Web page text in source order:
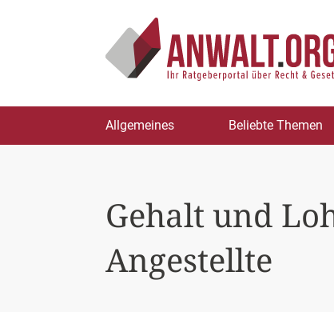
springen
Allgemeines Beliebte Themen
Gehalt und
Angestellte